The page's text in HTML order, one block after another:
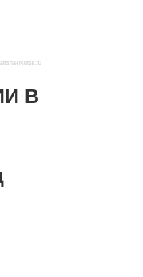
irkutsk.ru
В